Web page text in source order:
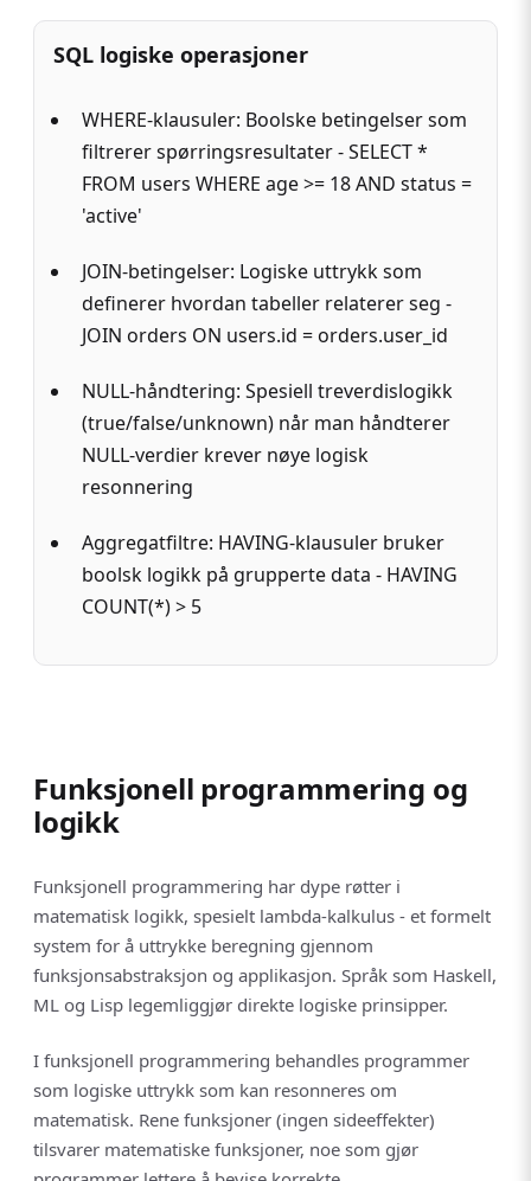
SQL logiske operasjoner
WHERE-klausuler: Boolske betingelser som
filtrerer spørringsresultater - SELECT *
FROM users WHERE age >= 18 AND status =
'active'
JOIN-betingelser: Logiske uttrykk som
definerer hvordan tabeller relaterer seg -
JOIN orders ON users.id = orders.user_id
NULL-håndtering: Spesiell treverdislogikk
(true/false/unknown) når man håndterer
NULL-verdier krever nøye logisk
resonnering
Aggregatfiltre: HAVING-klausuler bruker
boolsk logikk på grupperte data - HAVING
COUNT(*) > 5
Funksjonell programmering og
logikk
Funksjonell programmering har dype røtter i
matematisk logikk, spesielt lambda-kalkulus - et formelt
system for å uttrykke beregning gjennom
funksjonsabstraksjon og applikasjon. Språk som Haskell,
ML og Lisp legemliggjør direkte logiske prinsipper.
I funksjonell programmering behandles programmer
som logiske uttrykk som kan resonneres om
matematisk. Rene funksjoner (ingen sideeffekter)
tilsvarer matematiske funksjoner, noe som gjør